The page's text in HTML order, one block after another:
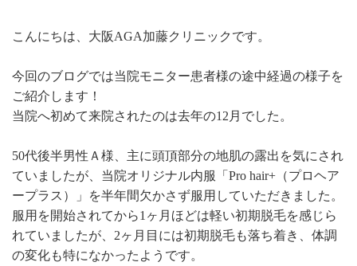
こんにちは、大阪AGA加藤クリニックです。
今回のブログでは当院モニター患者様の途中経過の様子を
ご紹介します！
当院へ初めて来院されたのは去年の12月でした。
50代後半男性Ａ様、主に頭頂部分の地肌の露出を気にされ
ていましたが、当院オリジナル内服「Pro hair+（プロヘア
ープラス）」を半年間欠かさず服用していただきました。
服用を開始されてから1ヶ月ほどは軽い初期脱毛を感じら
れていましたが、2ヶ月目には初期脱毛も落ち着き、体調
の変化も特になかったようです。